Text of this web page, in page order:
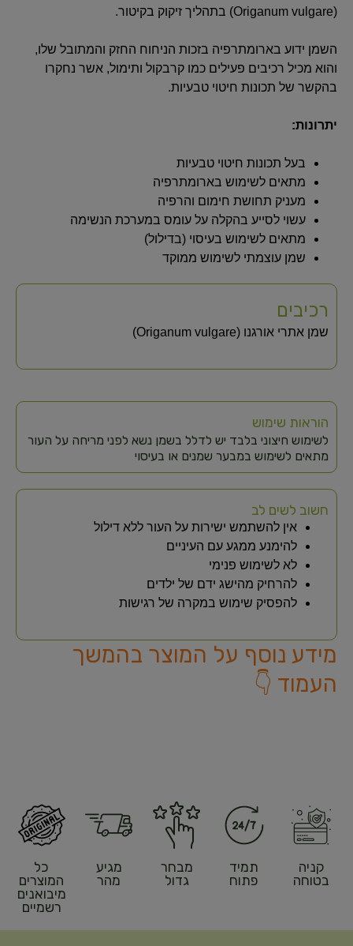
(Origanum vulgare) בתהליך זיקוק בקיטור.
השמן ידוע בארומתרפיה בזכות הניחוח החזק והמתובל שלו,
והוא מכיל רכיבים פעילים כמו קרבקול ותימול, אשר נחקרו
בהקשר של תכונות חיטוי טבעיות.
יתרונות:
בעל תכונות חיטוי טבעיות
מתאים לשימוש בארומתרפיה
מעניק תחושת חימום והרפיה
עשוי לסייע בהקלה על עומס במערכת הנשימה
מתאים לשימוש בעיסוי (בדילול)
שמן עוצמתי לשימוש ממוקד
רכיבים
שמן אתרי אורגנו (Origanum vulgare)
הוראות שימוש
לשימוש חיצוני בלבד יש לדלל בשמן נשא לפני מריחה על העור
מתאים לשימוש במבער שמנים או בעיסוי
חשוב לשים לב
אין להשתמש ישירות על העור ללא דילול
להימנע ממגע עם העיניים
לא לשימוש פנימי
להרחיק מהישג ידם של ילדים
להפסיק שימוש במקרה של רגישות
מידע נוסף על המוצר בהמשך
העמוד 👇
קניה
בטוחה
תמיד
פתוח
מבחר
גדול
מגיע
מהר
כל
המוצרים
מיבואנים
רשמיים